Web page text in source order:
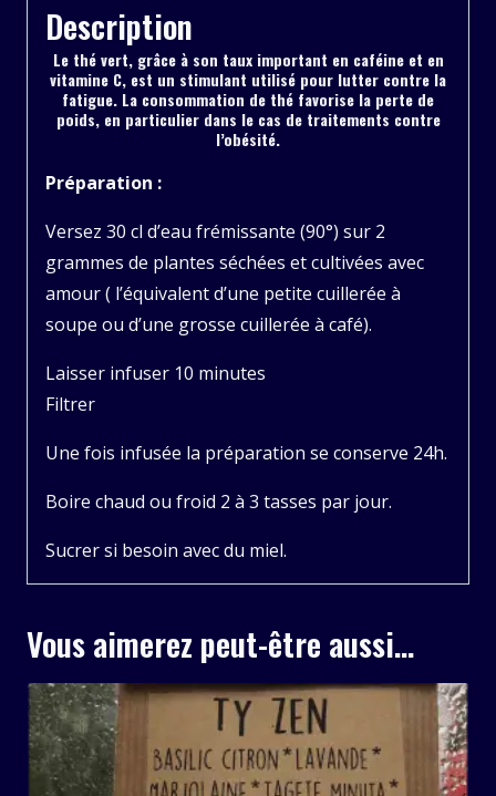
Description
Le thé vert, grâce à son taux important en caféine et en
vitamine C, est un stimulant utilisé pour lutter contre la
fatigue. La consommation de thé favorise la perte de
poids, en particulier dans le cas de traitements contre
l’obésité.
Préparation :
Versez 30 cl d’eau frémissante (90°) sur 2
grammes de plantes séchées et cultivées avec
amour ( l’équivalent d’une petite cuillerée à
soupe ou d’une grosse cuillerée à café).
Laisser infuser 10 minutes
Filtrer
Une fois infusée la préparation se conserve 24h.
Boire chaud ou froid 2 à 3 tasses par jour.
Sucrer si besoin avec du miel.
Vous aimerez peut-être aussi…